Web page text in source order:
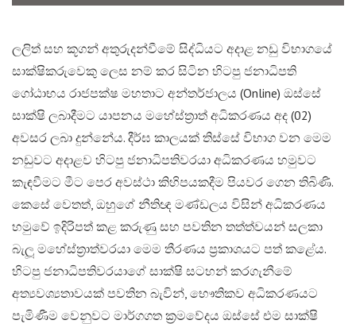
ලලිත් සහ කූගන් අතුරුදන්වීමේ සිද්ධියට අදාළ නඩු විභාගයේ
සාක්ෂිකරුවෙකු ලෙස නම් කර සිටින හිටපු ජනාධිපති
ගෝඨාභය රාජපක්ෂ මහතාට අන්තර්ජාලය (Online) ඔස්සේ
සාක්ෂි ලබාදීමට යාපනය මහේස්ත්‍රාත් අධිකරණය අද (02)
අවසර ලබා දුන්නේය. දීර්ඝ කාලයක් තිස්සේ විභාග වන මෙම
නඩුවට අදාළව හිටපු ජනාධිපතිවරයා අධිකරණය හමුවට
කැඳවීමට මීට පෙර අවස්ථා කිහිපයකදීම පියවර ගෙන තිබිණි.​
කෙසේ වෙතත්, ඔහුගේ නීතිඥ මණ්ඩලය විසින් අධිකරණය
හමුවේ ඉදිරිපත් කළ කරුණු සහ පවතින තත්ත්වයන් සලකා
බැලූ මහේස්ත්‍රාත්වරයා මෙම තීරණය ප්‍රකාශයට පත් කළේය.
හිටපු ජනාධිපතිවරයාගේ සාක්ෂි සටහන් කරගැනීමේ
අත්‍යවශ්‍යතාවයක් පවතින බැවින්, භෞතිකව අධිකරණයට
පැමිණීම වෙනුවට මාර්ගගත ක්‍රමවේදය ඔස්සේ එම සාක්ෂි